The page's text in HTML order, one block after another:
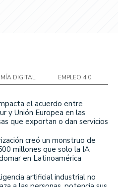
DIGITAL EMPLEO 4.0
el acuerdo entre
y Unión Europea en las
que exportan o dan servicios
creó un monstruo de
millones que solo la IA
en Latinoamérica
artificial industrial no